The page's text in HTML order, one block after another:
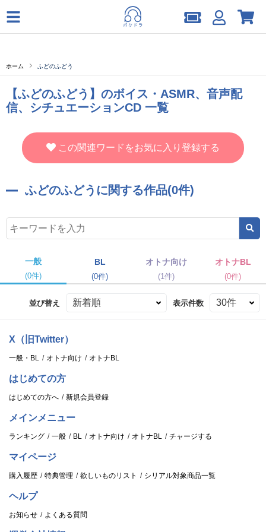
ホーム ふどのふどう
【ふどのふどう】のボイス・ASMR、音声配
信、シチュエーションCD 一覧
この関連ワードをお気に入り登録する
ふどのふどうに関する作品(0件)
一般
(0件)
BL
(0件)
オトナ向け
(1件)
オトナBL
(0件)
並び替え 表示件数
X（旧Twitter）
一般・BL オトナ向け オトナBL
はじめての方
はじめての方へ 新規会員登録
メインメニュー
ランキング 一般 BL オトナ向け オトナBL チャージする
マイページ
購入履歴 特典管理 欲しいものリスト シリアル対象商品一覧
ヘルプ
お知らせ よくある質問